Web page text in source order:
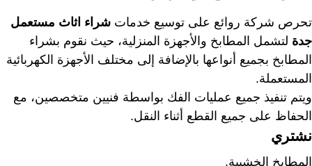
تحرص شركة روائع على توسيع خدمات شراء اثاث مستعمل
جدة لتشمل المطابخ والأجهزة المنزلية، حيث نقوم بشراء
المطابخ بجميع أنواعها بالإضافة إلى مختلف الأجهزة الكهربائية
المستعملة.
ويتم تنفيذ جميع عمليات الفك بواسطة فنيين متخصصين، مع
الحفاظ على جميع القطع أثناء النقل.
نشتري
المطابخ الخشبية.